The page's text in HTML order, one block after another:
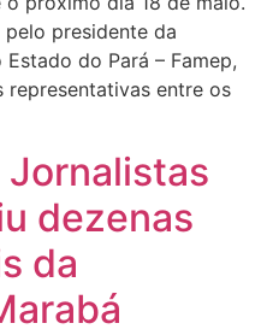
presidente da
do Pará – Famep,
representativas entre os
Jornalistas
dezenas
da